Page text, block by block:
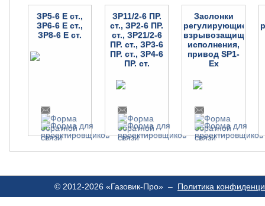
ЗР5-6 Е ст.,
ЗР6-6 Е ст.,
ЗР8-6 Е ст.
ЗР11/2-6 ПР.
ст., ЗР2-6 ПР.
ст., ЗР21/2-6
ПР. ст., ЗР3-6
ПР. ст., ЗР4-6
ПР. ст.
Заслонки
регулирующие
исполнения,
привод SP1-
Ex
© 2012-2026 «Газовик-Про» – Политика